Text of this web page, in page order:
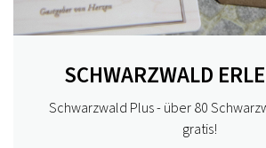
SCHWARZWALD
Schwarzwald Plus - über 80
gratis!
Beitrag ansehen